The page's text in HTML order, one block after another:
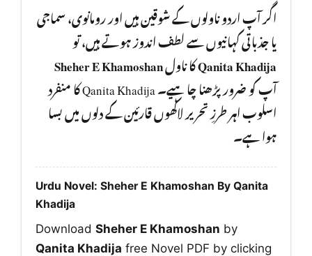
اگر آپ اردو ناولوں کے شوقین ہیں اور رومانوی، سماجی
یا جذباتی کہانیوں سے لطف اندوز ہوتے ہیں، تو
Qanita Khadijaکا ناولSheher E Khamoshan
آپ کو ضرور پڑھنا چا ہیے۔ Qanita Khadija کا منفرد
اسلوب اہر طرزِ تحریر لاکھوں قارئین کے دلوں میں بسا
ہوا ہے۔
Urdu Novel: Sheher E Khamoshan By Qanita
Khadija
Download Sheher E Khamoshan by
Qanita Khadija free Novel PDF by clicking